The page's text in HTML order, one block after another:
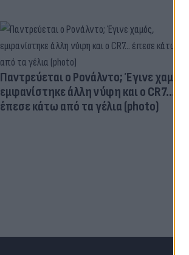
Παντρεύεται ο Ρονάλντο; Έγινε χαμός,
εμφανίστηκε άλλη νύφη και ο CR7…
έπεσε κάτω από τα γέλια (photo)